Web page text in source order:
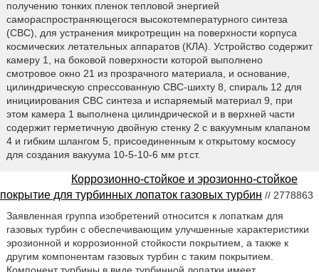
получению тонких пленок тепловой энергией
самораспространяющегося высокотемпературного синтеза
(СВС), для устранения микротрещин на поверхности корпуса
космических летательных аппаратов (КЛА). Устройство содержит
камеру 1, на боковой поверхности которой выполнено
смотровое окно 21 из прозрачного материала, и основание,
цилиндрическую спрессованную СВС-шихту 8, спираль 12 для
инициирования СВС синтеза и испаряемый материал 9, при
этом камера 1 выполнена цилиндрической и в верхней части
содержит герметичную двойную стенку 2 с вакуумным клапаном
4 и гибким шлангом 5, присоединенным к открытому космосу
для создания вакуума 10-5-10-6 мм рт.ст.
Коррозионно-стойкое и эрозионно-стойкое
покрытие для турбинных лопаток газовых турбин // 2778863
Заявленная группа изобретений относится к лопаткам для
газовых турбин с обеспечивающим улучшенные характеристики
эрозионной и коррозионной стойкости покрытием, а также к
другим компонентам газовых турбин с таким покрытием.
Компонент турбины в виде турбинной лопатки имеет